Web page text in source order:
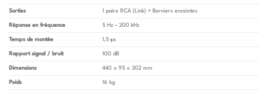
Sorties 1 paire RCA (Link) + Borniers enceintes
Réponse en fréquence 5 Hz – 200 kHz
Temps de montée 1,5 µs
Rapport signal / bruit 100 dB
Dimensions 440 x 95 x 302 mm
Poids 16 kg